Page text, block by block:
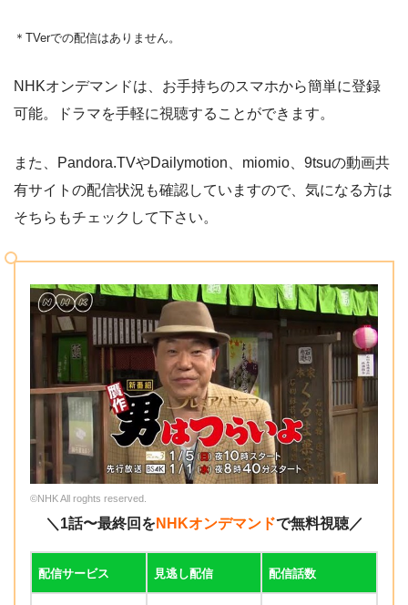
＊TVerでの配信はありません。
NHKオンデマンドは、お手持ちのスマホから簡単に登録
可能。ドラマを手軽に視聴することができます。
また、Pandora.TVやDailymotion、miomio、9tsuの動画共
有サイトの配信状況も確認していますので、気になる方は
そちらもチェックして下さい。
©NHK All roghts reserved.
＼1話〜最終回をNHKオンデマンドで無料視聴／
配信サービス 見逃し配信 配信話数